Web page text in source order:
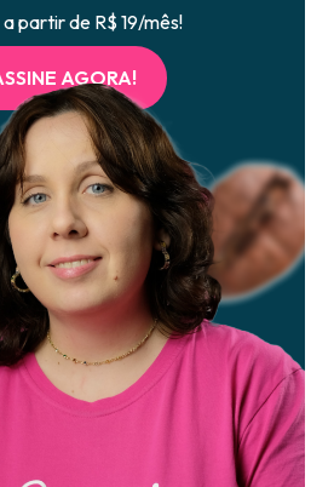
a partir de R$ 19/mês!
AGORA!